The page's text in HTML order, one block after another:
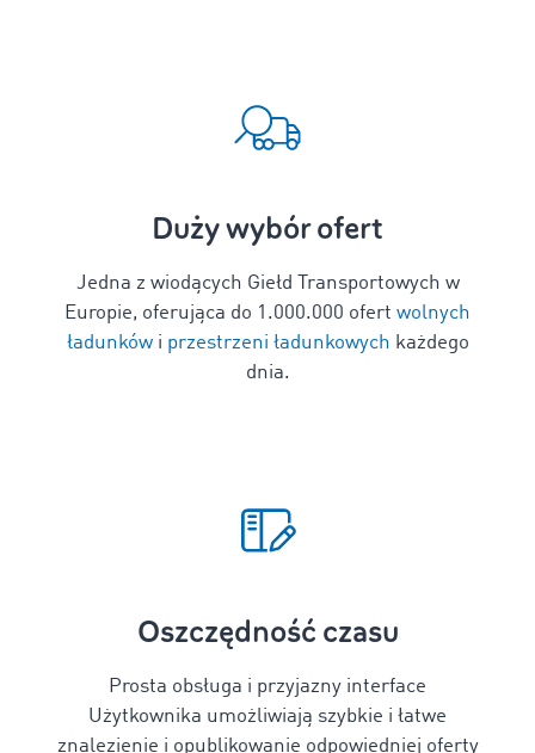
Duży wybór ofert
Jedna z wiodących Giełd Transportowych w
Europie, oferująca do 1 .000.000 ofert wolnych
ładunkówi przestrzeni ładunkowych każdego
dnia.
Oszczędność czasu
Prosta obsługa i przyjazny interface
Użytkownika umożliwiają szybkie i łatwe
znalezienie i opublikowanie odpowiedniej oferty